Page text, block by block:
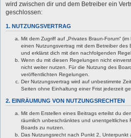
wird zwischen dir und dem Betreiber ein
geschlossen:
1. NUTZUNGSVERTRAG
Mit dem Zugriff auf „Privates Braun-Forum“
einen Nutzungsvertrag mit dem Betreiber des
und erklärst dich mit den nachfolgenden
Wenn du mit diesen Regelungen nicht
nicht weiter nutzen. Für die Nutzung des
veröffentlichten Regelungen.
Der Nutzungsvertrag wird auf unbestimmte
Seiten ohne Einhaltung einer Frist jederzeit
2. EINRÄUMUNG VON NUTZUNGSRECHTEN
Mit dem Erstellen eines Beitrags erteilst du
räumlich unbeschränktes und unentgeltliches
Boards zu nutzen.
Das Nutzungsrecht nach Punkt 2,